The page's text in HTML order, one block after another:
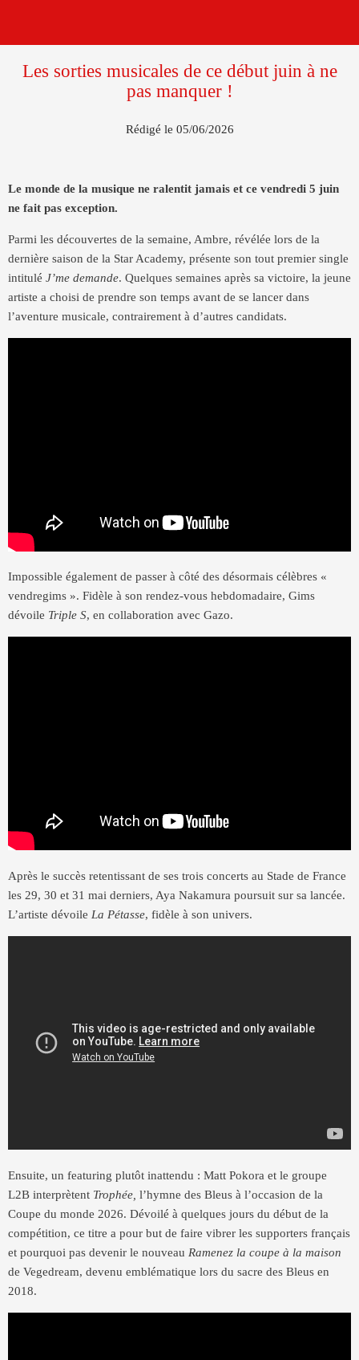
Les sorties musicales de ce début juin à ne
pas manquer !
Rédigé le 05/06/2026
Le monde de la musique ne ralentit jamais et ce vendredi 5 juin
ne fait pas exception.
Parmi les découvertes de la semaine, Ambre, révélée lors de la
dernière saison de la Star Academy, présente son tout premier single
intitulé J’me demande. Quelques semaines après sa victoire, la jeune
artiste a choisi de prendre son temps avant de se lancer dans
l’aventure musicale, contrairement à d’autres candidats.
Impossible également de passer à côté des désormais célèbres «
vendregims ». Fidèle à son rendez-vous hebdomadaire, Gims
dévoile Triple S, en collaboration avec Gazo.
Après le succès retentissant de ses trois concerts au Stade de France
les 29, 30 et 31 mai derniers, Aya Nakamura poursuit sur sa lancée.
L’artiste dévoile La Pétasse, fidèle à son univers.
Ensuite, un featuring plutôt inattendu : Matt Pokora et le groupe
L2B interprètent Trophée, l’hymne des Bleus à l’occasion de la
Coupe du monde 2026. Dévoilé à quelques jours du début de la
compétition, ce titre a pour but de faire vibrer les supporters français
et pourquoi pas devenir le nouveau Ramenez la coupe à la maison
de Vegedream, devenu emblématique lors du sacre des Bleus en
2018.